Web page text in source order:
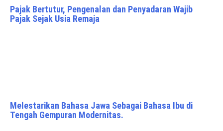
Pajak Bertutur, Pengenalan dan Penyadaran Wajib
Pajak Sejak Usia Remaja
Melestarikan Bahasa Jawa Sebagai Bahasa Ibu di
Tengah Gempuran Modernitas.